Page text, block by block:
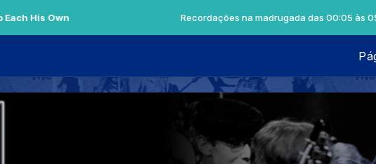
His Own Recordações na madrugada das 00:05 às 05:59 -